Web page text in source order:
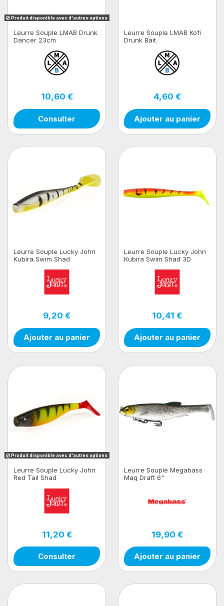
Produit disponible avec d'autres options
Leurre Souple LMAB Drunk
Dancer 23cm
10,60 €
Consulter
Leurre Souple LMAB Kofi
Drunk Bait
4,60 €
Ajouter au panier
Leurre Souple Lucky John
Kubira Swim Shad
9,20 €
Ajouter au panier
Leurre Souple Lucky John
Kubira Swim Shad 3D
10,41 €
Ajouter au panier
Produit disponible avec d'autres options
Leurre Souple Lucky John
Red Tail Shad
11,20 €
Consulter
Leurre Souple Megabass
Mag Draft 6"
19,90 €
Ajouter au panier